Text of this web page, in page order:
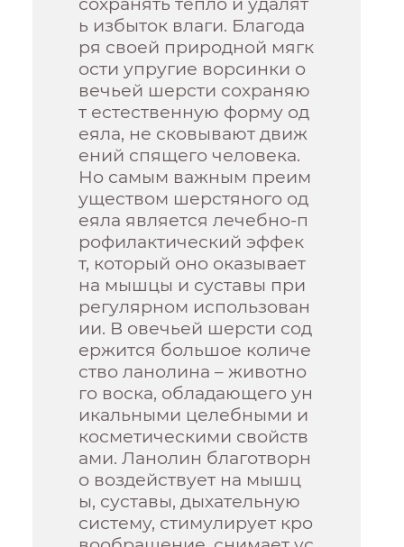
ь избыток влаги. Благода
ря своей природной мягк
ости упругие ворсинки о
вечьей шерсти сохраняю
т естественную форму од
еяла, не сковывают движ
ений спящего человека.
Но самым важным преим
уществом шерстяного од
еяла является лечебно-п
рофилактический эффек
т, который оно оказывает
на мышцы и суставы при
регулярном использован
ии. В овечьей шерсти сод
ержится большое количе
ство ланолина – животно
го воска, обладающего ун
икальными целебными и
косметическими свойств
ами. Ланолин благотворн
о воздействует на мышц
ы, суставы, дыхательную
систему, стимулирует кро